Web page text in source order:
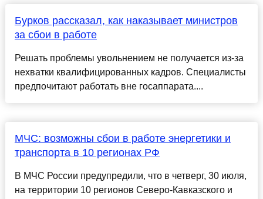
Бурков рассказал, как наказывает министров
за сбои в работе
Решать проблемы увольнением не получается из-за
нехватки квалифицированных кадров. Специалисты
предпочитают работать вне госаппарата....
МЧС: возможны сбои в работе энергетики и
транспорта в 10 регионах РФ
В МЧС России предупредили, что в четверг, 30 июля,
на территории 10 регионов Северо-Кавказского и